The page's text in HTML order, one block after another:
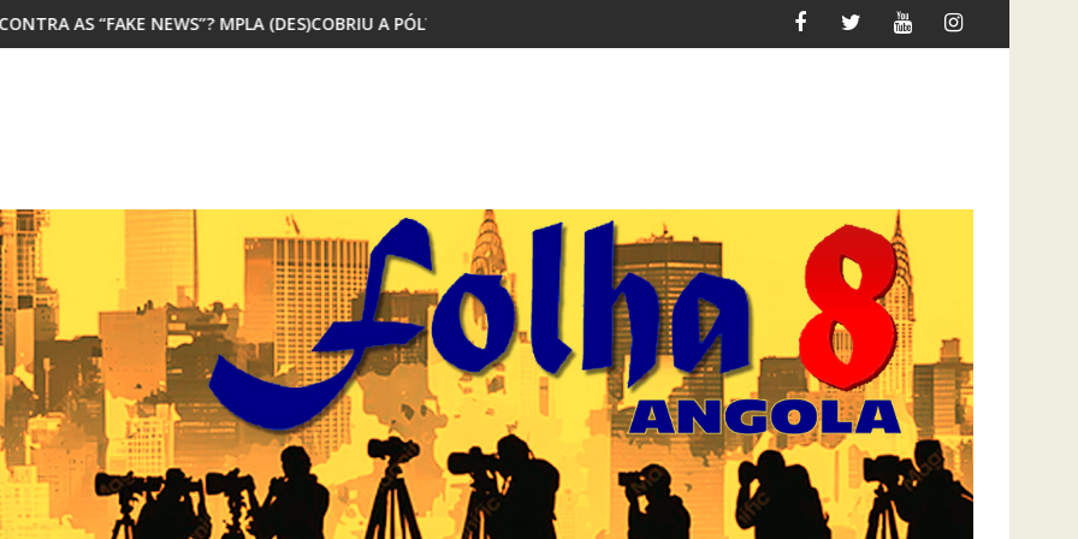
(DES)COBRIU A PÓLVORAMAIORIA DOS JOVENS AFRICANOS QUER MIGRAR ATAQUE À UNITEL AINDA AFECTA A VIDA